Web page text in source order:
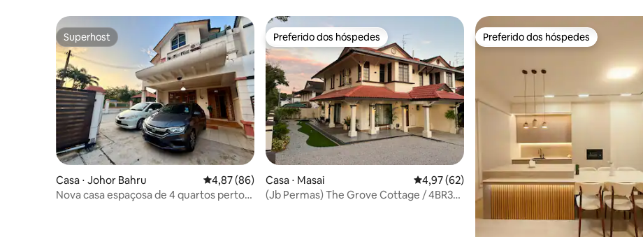
Superhost
Superhost
Casa ⋅ Johor Bahru 4,87 de uma avaliação média de 5, 86 avaliações
4,87 (86)
Nova casa espaçosa de 4 quartos perto
Preferido dos hóspedes
Preferido dos hóspedes
Casa ⋅ Masai 4,97 de uma avaliação média de 5, 62 avaliações
4,97 (62)
(Jb Permas) The Grove Cottage / 4BR3B
Preferido dos hóspedes
Preferido dos hóspedes